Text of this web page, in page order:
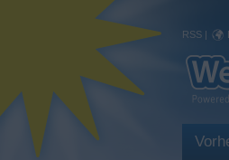
RSS |